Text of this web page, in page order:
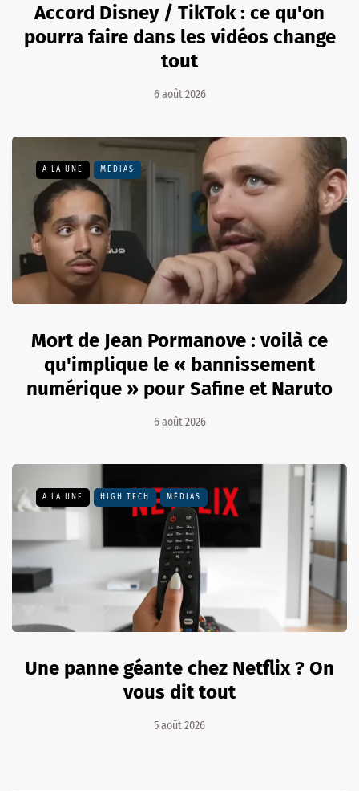
Accord Disney / TikTok : ce qu'on
pourra faire dans les vidéos change
tout
6 août 2026
A LA UNE MÉDIAS
Mort de Jean Pormanove : voilà ce
qu'implique le « bannissement
numérique » pour Safine et Naruto
6 août 2026
A LA UNE HIGH TECH MÉDIAS
Une panne géante chez Netflix ? On
vous dit tout
5 août 2026